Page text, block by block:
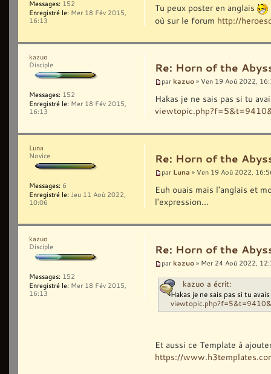
Tu peux poster en anglais
où sur le forum http://
Messages: 152
Enregistré le: Mer 18 Fév 2015,
16:13
Re: Horn of the
par kazuo » Ven 19 Aoû 2022,
Hakas je ne sais pas si tu
kazuo
Disciple
Messages: 152
Enregistré le: Mer 18 Fév 2015,
16:13
Re: Horn of the
par Luna » Ven 19 Aoû 2022,
Euh ouais mais l'anglais et
l'expression...
Luna
Novice
Messages: 6
Enregistré le: Jeu 11 Aoû 2022,
10:06
Re: Horn of the
par kazuo » Mer 24 Aoû 2022,
kazuo a écrit:
Hakas je ne sais pas si tu
Et aussi ce Template à
https://
kazuo
Disciple
Messages: 152
Enregistré le: Mer 18 Fév 2015,
16:13